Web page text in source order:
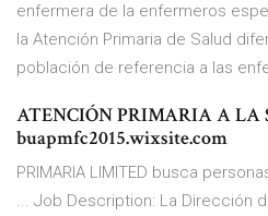
enfermera de la enfermeros
la Atención Primaria de Salud
población de referencia a las
ATENCIÓN PRIMARIA A LA
buapmfc2015.wixsite.com
PRIMARIA LIMITED busca
... Job Description: La Dirección